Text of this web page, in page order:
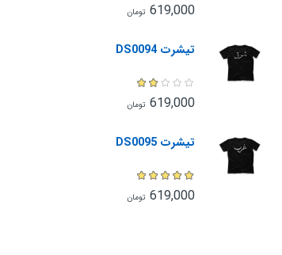
619,000 تومان
تیشرت DS0094
619,000 تومان
تیشرت DS0095
619,000 تومان